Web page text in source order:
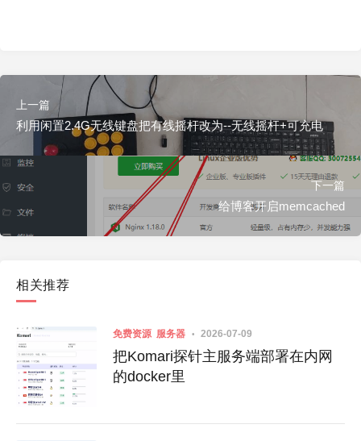
上一篇
利用闲置2.4G无线键盘把有线摇杆改为--无线摇杆+可充电
下一篇
给博客开启memcached
相关推荐
免费资源 服务器 2026-07-09
把Komari探针主服务端部署在内网
的docker里